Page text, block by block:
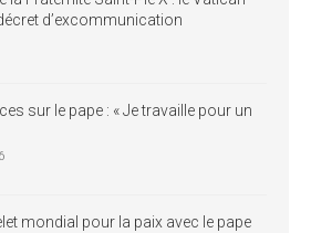
d’excommunication
sur le pape : « Je travaille pour un
mondial pour la paix avec le pape